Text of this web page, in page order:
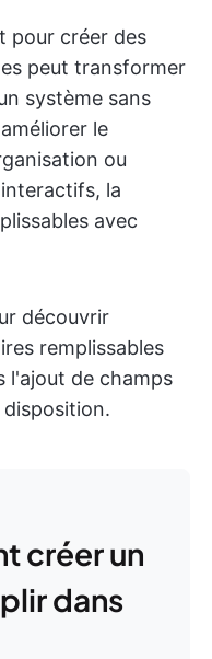
pour créer des
peut transformer
système sans
le
ou
la
avec
découvrir
remplissables
l'ajout de champs
créer un
dans